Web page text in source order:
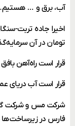
آب، برق و … هستیم.
تومان در آن
قرار است راه‌آهن بافق سنگان به
قرار است آب دریای
فارس در زیرساخت‌ها